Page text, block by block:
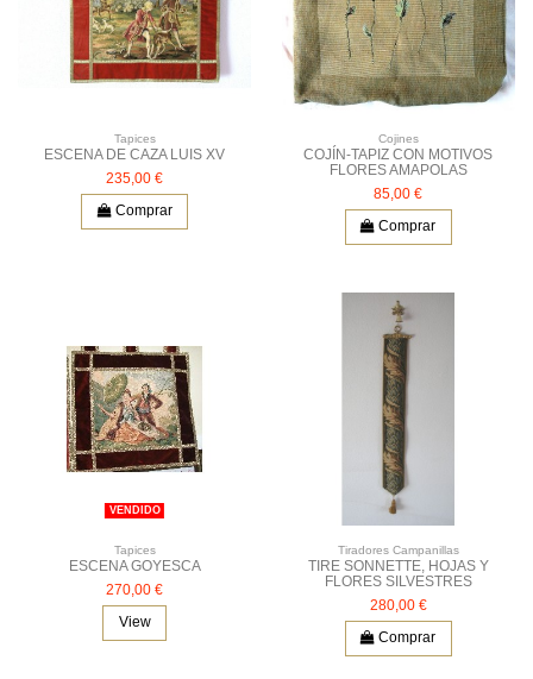
Tapices
ESCENA DE CAZA LUIS XV
235,00 €
Comprar
Cojines
COJÍN-TAPIZ CON MOTIVOS
FLORES AMAPOLAS
85,00 €
Comprar
VENDIDO
Tapices
ESCENA GOYESCA
270,00 €
View
Tiradores Campanillas
TIRE SONNETTE, HOJAS Y
FLORES SILVESTRES
280,00 €
Comprar